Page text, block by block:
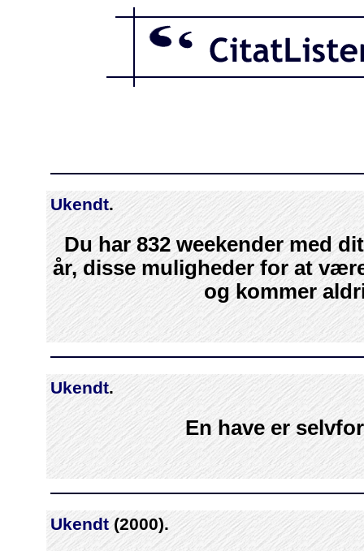
Ukendt.
Du har 832 weekender med
år, disse muligheder for at
og kommer
Ukendt.
En have er
Ukendt(2000).